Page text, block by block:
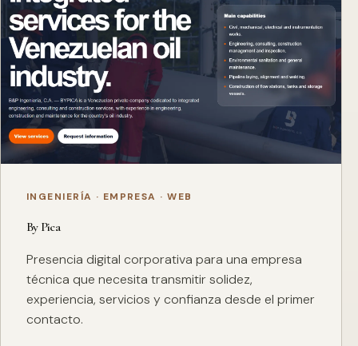
INGENIERÍA · EMPRESA · WEB
By Pica
Presencia digital corporativa para una empresa
técnica que necesita transmitir solidez,
experiencia, servicios y confianza desde el primer
contacto.